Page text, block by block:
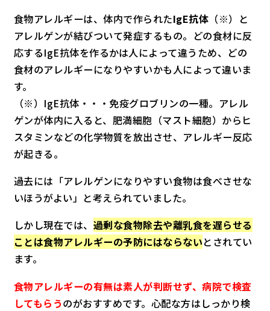
食物アレルギーは、体内で作られたIgE抗体 （※）と
アレルゲンが結びついて発症するもの。どの食材に反
応するIgE抗体を作るかは人によって違うため、どの
食材のアレルギーになりやすいかも人によって違いま
す。
（※）IgE抗体・・・免疫グロブリンの一種。アレル
ゲンが体内に入ると、肥満細胞（マスト細胞）からヒ
スタミンなどの化学物質を放出させ、アレルギー反応
が起きる。
過去には「アレルゲンになりやすい食物は食べさせな
いほうがよい」と考えられていました。
しかし現在では、 過剰な食物除去や離乳食を遅らせる
ことは食物アレルギーの予防にはならないとされてい
ます。
食物アレルギーの有無は素人が判断せず、病院で検査
してもらうのがおすすめです。心配な方はしっかり検